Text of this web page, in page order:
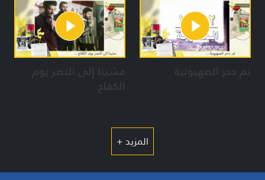
تم دحر الصهيونية مشينا إلى النصر يوم
الكفاح
المزيد +